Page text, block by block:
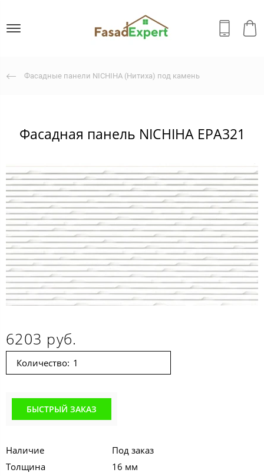
Фасадные панели NICHIHA (Нитиха) под камень
Фасадная панель NICHIHA EPA321
6203 руб.
Количество:
БЫСТРЫЙ ЗАКАЗ
Наличие
Под заказ
Толщина
16 мм